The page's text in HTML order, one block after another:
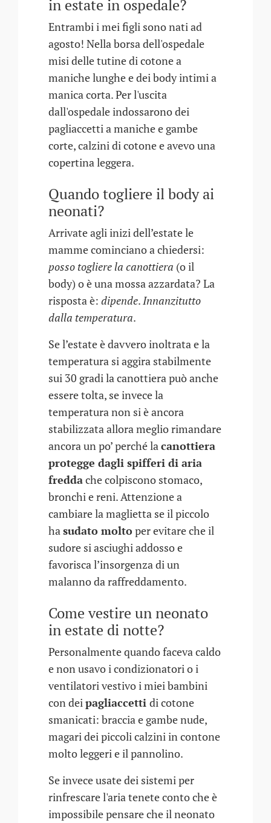
in estate in ospedale?
Entrambi i mei figli sono nati ad
agosto! Nella borsa dell'ospedale
misi delle tutine di cotone a
maniche lunghe e dei body intimi a
manica corta. Per l'uscita
dall'ospedale indossarono dei
pagliaccetti a maniche e gambe
corte, calzini di cotone e avevo una
copertina leggera.
Quando togliere il body ai
neonati?
Arrivate agli inizi dell’estate le
mamme cominciano a chiedersi:
posso togliere la canottiera (o il
body) o è una mossa azzardata? La
risposta è: dipende.Innanzitutto
dalla temperatura.
Se l’estate è davvero inoltrata e la
temperatura si aggira stabilmente
sui 30 gradi la canottiera può anche
essere tolta, se invece la
temperatura non si è ancora
stabilizzata allora meglio rimandare
ancora un po’ perché lacanottiera
protegge dagli spifferi di aria
freddache colpiscono stomaco,
bronchi e reni. Attenzione a
cambiare la maglietta se il piccolo
hasudato moltoper evitare che il
sudore si asciughi addosso e
favorisca l’insorgenza di un
malanno da raffreddamento.
Come vestire un neonato
in estate di notte?
Personalmente quando faceva caldo
e non usavo i condizionatori o i
ventilatori vestivo i miei bambini
con deipagliaccetti di cotone
smanicati: braccia e gambe nude,
magari dei piccoli calzini in contone
molto leggeri e il pannolino.
Se invece usate dei sistemi per
rinfrescare l'aria tenete conto che è
impossibile pensare che il neonato